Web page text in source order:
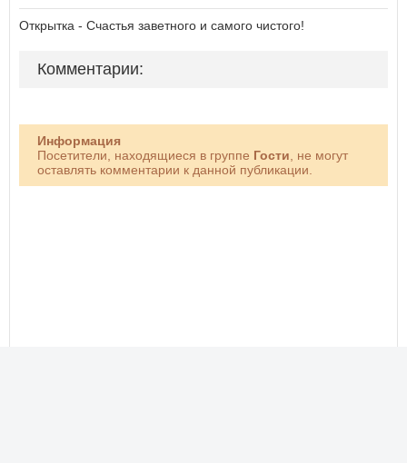
Открытка - Счастья заветного и самого чистого!
Комментарии:
Информация
Посетители, находящиеся в группе Гости , не могут
оставлять комментарии к данной публикации.